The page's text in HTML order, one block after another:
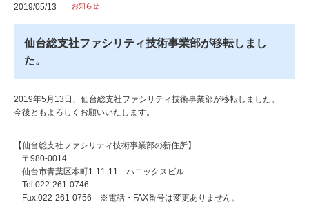
2019/05/13 お知らせ
仙台総支社ファシリティ技術事業部が移転しまし
た。
2019年5月13日、仙台総支社ファシリティ技術事業部が移転しました。
今後ともよろしくお願いいたします。
【仙台総支社ファシリティ技術事業部の新住所】
〒980-0014
仙台市青葉区本町1-11-11 ハニックスビル
Tel.022-261-0746
Fax.022-261-0756 ※電話・FAX番号は変更ありません。